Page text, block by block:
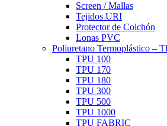
Screen / Mallas
Tejidos URI
Protector de Colchón
Lonas PVC
Poliuretano Termoplástico –
TPU 100
TPU 170
TPU 180
TPU 300
TPU 500
TPU 1000
TPU FABRIC